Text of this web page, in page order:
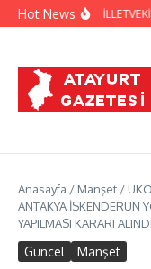
İçeriğe atla
Hot News
HATAY
Anasayfa / Manşet /
ANTAKYA İSKENDERUN
YAPILMASI KARARI ALINDI
Güncel Manşet